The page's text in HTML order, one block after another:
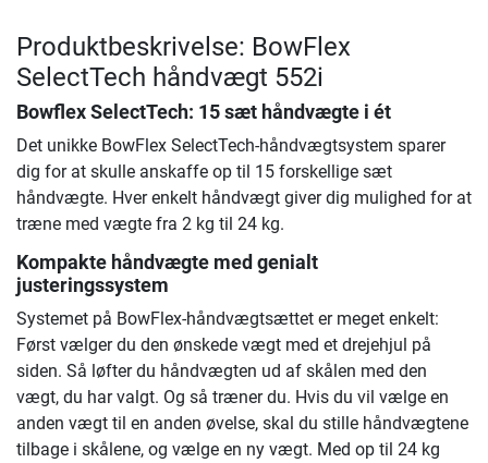
Produktbeskrivelse: BowFlex
SelectTech håndvægt 552i
Bowflex SelectTech: 15 sæt håndvægte i ét
Det unikke BowFlex SelectTech-håndvægtsystem sparer
dig for at skulle anskaffe op til 15 forskellige sæt
håndvægte. Hver enkelt håndvægt giver dig mulighed for at
træne med vægte fra 2 kg til 24 kg.
Kompakte håndvægte med genialt
justeringssystem
Systemet på BowFlex-håndvægtsættet er meget enkelt:
Først vælger du den ønskede vægt med et drejehjul på
siden. Så løfter du håndvægten ud af skålen med den
vægt, du har valgt. Og så træner du. Hvis du vil vælge en
anden vægt til en anden øvelse, skal du stille håndvægtene
tilbage i skålene, og vælge en ny vægt. Med op til 24 kg